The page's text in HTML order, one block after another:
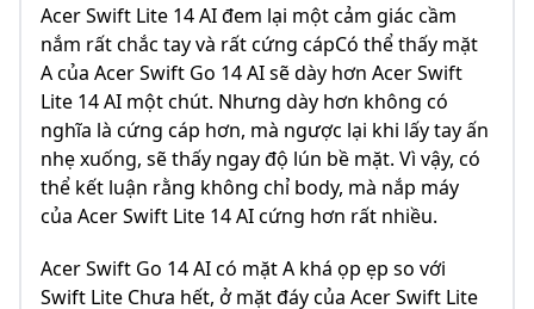
Acer Swift Lite 14 AI đem lại một cảm giác cầm
nắm rất chắc tay và rất cứng cápCó thể thấy mặt
A của Acer Swift Go 14 AI sẽ dày hơn Acer Swift
Lite 14 AI một chút. Nhưng dày hơn không có
nghĩa là cứng cáp hơn, mà ngược lại khi lấy tay ấn
nhẹ xuống, sẽ thấy ngay độ lún bề mặt. Vì vậy, có
thể kết luận rằng không chỉ body, mà nắp máy
của Acer Swift Lite 14 AI cứng hơn rất nhiều.
Acer Swift Go 14 AI có mặt A khá ọp ẹp so với
Swift Lite Chưa hết, ở mặt đáy của Acer Swift Lite